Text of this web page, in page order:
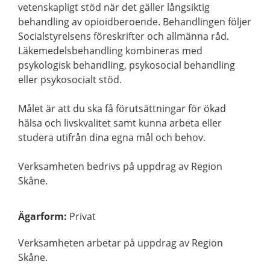
vetenskapligt stöd när det gäller långsiktig
behandling av opioidberoende. Behandlingen följer
Socialstyrelsens föreskrifter och allmänna råd.
Läkemedelsbehandling kombineras med
psykologisk behandling, psykosocial behandling
eller psykosocialt stöd.
Målet är att du ska få förutsättningar för ökad
hälsa och livskvalitet samt kunna arbeta eller
studera utifrån dina egna mål och behov.
Verksamheten bedrivs på uppdrag av Region
Skåne.
Ägarform: Privat
Verksamheten arbetar på uppdrag av Region
Skåne.